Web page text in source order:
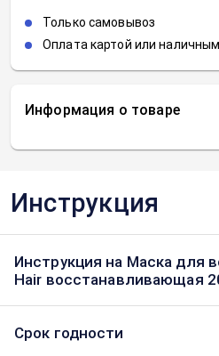
Информация о товаре
Только самовывоз
Оплата картой или
Инструкция
Инструкция на Маска для
Hair восстанавливающая
Срок годности